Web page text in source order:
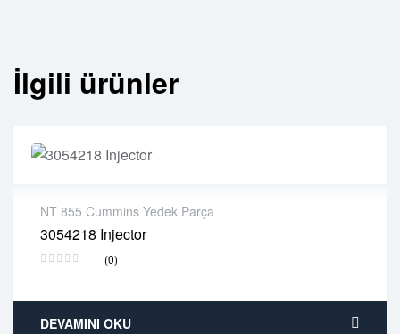
İlgili ürünler
NT 855 Cummins Yedek Parça
3054218 Injector
(0)
2 years warranty
Delivery time: 1-2 business days
DEVAMINI OKU